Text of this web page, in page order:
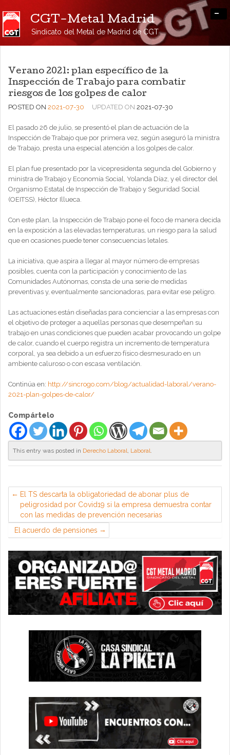
CGT-Metal Madrid
Sindicato del Metal de Madrid de CGT
-
Verano 2021: plan específico de la
Inspección de Trabajo para combatir
riesgos de los golpes de calor
POSTED ON 2021-07-30 UPDATED ON 2021-07-30
El pasado 26 de julio, se presentó el plan de actuación de la
Inspección de Trabajo que por primera vez, según aseguró la ministra
de Trabajo, presta una especial atención a los golpes de calor.
El plan fue presentado por la vicepresidenta segunda del Gobierno y
ministra de Trabajo y Economía Social, Yolanda Díaz, y el director del
Organismo Estatal de Inspección de Trabajo y Seguridad Social
(OEITSS), Héctor Illueca.
Con este plan, la Inspección de Trabajo pone el foco de manera decida
en la exposición a las elevadas temperaturas, un riesgo para la salud
que en ocasiones puede tener consecuencias letales.
La iniciativa, que aspira a llegar al mayor número de empresas
posibles, cuenta con la participación y conocimiento de las
Comunidades Autónomas, consta de una serie de medidas
preventivas y, eventualmente sancionadoras, para evitar ese peligro.
Las actuaciones están diseñadas para concienciar a las empresas con
el objetivo de proteger a aquellas personas que desempeñan su
trabajo en unas condiciones que pueden acabar provocando un golpe
de calor, cuando el cuerpo registra un incremento de temperatura
corporal, ya sea debido a un esfuerzo físico desmesurado en un
ambiente caluroso o con escasa ventilación.
Continúa en: http://sincrogo.com/blog/actualidad-laboral/verano-
2021-plan-golpes-de-calor/
Compártelo
This entry was posted in Derecho Laboral, Laboral.
El TS descarta la obligatoriedad de abonar plus de
peligrosidad por Covid19 si la empresa demuestra contar
con las medidas de prevención necesarias
El acuerdo de pensiones